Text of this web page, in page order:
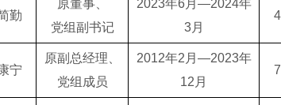
勤
原董事、
党组副书记
2023年6月—2024年
3月
宁
原副总经理、
党组成员
2012年2月—2023年
12月